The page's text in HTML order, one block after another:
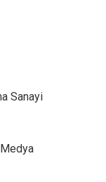
Sanayi